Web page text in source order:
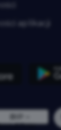
aplikacji